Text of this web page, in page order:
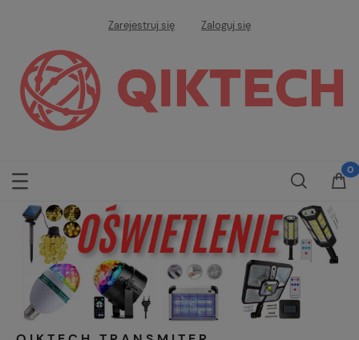
Zarejestruj się Zaloguj się